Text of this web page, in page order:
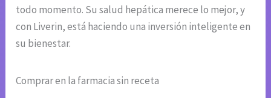
todo momento. Su salud hepática merece lo mejor, y
con Liverin, está haciendo una inversión inteligente en
su bienestar.
Comprar en la farmacia sin receta